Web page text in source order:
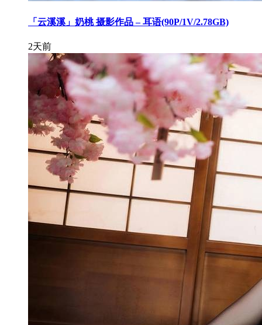
「云溪溪」奶桃 摄影作品 – 耳语(90P/1V/2.78GB)
2天前